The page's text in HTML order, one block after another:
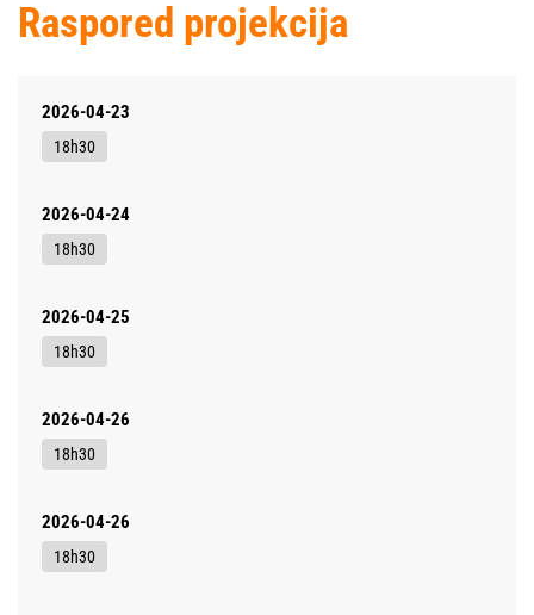
Raspored projekcija
2026-04-23
18h30
2026-04-24
18h30
2026-04-25
18h30
2026-04-26
18h30
2026-04-26
18h30